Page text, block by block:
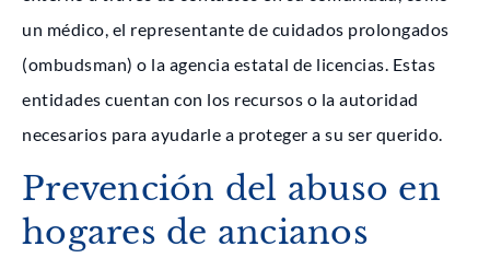
un médico, el representante de cuidados prolongados
(ombudsman) o la agencia estatal de licencias. Estas
entidades cuentan con los recursos o la autoridad
necesarios para ayudarle a proteger a su ser querido.
Prevención del abuso en
hogares de ancianos